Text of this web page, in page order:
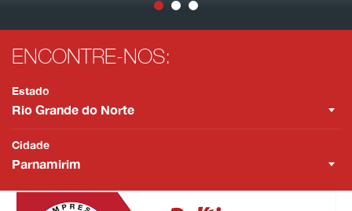
ENCONTRE-NOS:
Estado
Rio Grande do Norte
Cidade
Parnamirim